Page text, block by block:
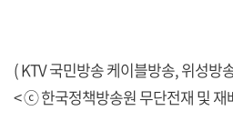
( KTV 국민방송 케이블방송, 위성방
< ⓒ 한국정책방송원 무단전재 및 재